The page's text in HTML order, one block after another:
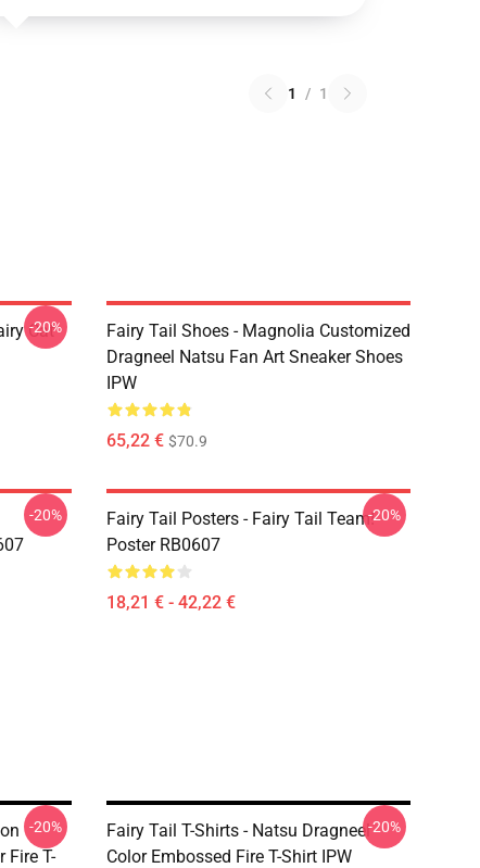
1 / 1
Cat
-20%
Fairy Tail Shoes - Magnolia Customized
Dragneel Natsu Fan Art Sneaker Shoes
IPW
65,22 € $70.9
-20%
Fairy Tail Posters - Fairy Tail Team!
Poster RB0607
18,21 € - 42,22 €
-20%
Fire T-
-20%
Fairy Tail T-Shirts - Natsu Dragneel
Color Embossed Fire T-Shirt IPW
-20%